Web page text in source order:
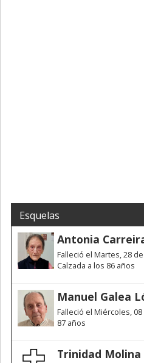
Esquelas
Antonia
Falleció el Martes, 28
Calzada a los 86 años
Manuel Galea
Falleció el Miércoles,
87 años
Trinidad Molina